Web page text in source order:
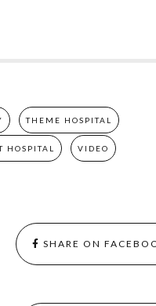
THEME HOSPITAL
HOSPITAL VIDEO
SHARE ON